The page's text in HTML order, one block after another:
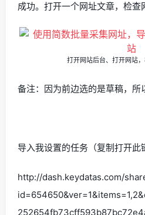
成功。打开一个网址文章，检查
打开网站后台、打开网站
备注：因为前边选的是草稿，所
导入我设置的任务（复制打开此
http://dash.keydatas.com/